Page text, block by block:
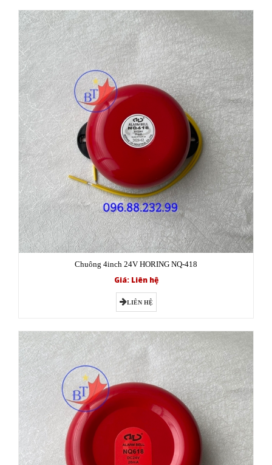
Chuông 4inch 24V HORING NQ-418
Giá: Liên hệ
LIÊN HỆ